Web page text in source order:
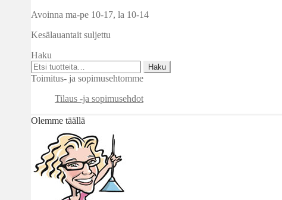
Avoinna ma-pe 10-17, la 10-14
Kesälauantait suljettu
Haku
Etsi:
Haku
Toimitus- ja sopimusehtomme
Tilaus -ja sopimusehdot
Olemme täällä